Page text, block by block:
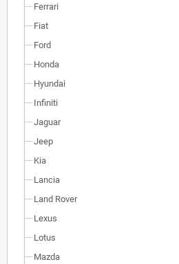
Ferrari
Fiat
Ford
Honda
Hyundai
Infiniti
Jaguar
Jeep
Kia
Lancia
Land Rover
Lexus
Lotus
Mazda